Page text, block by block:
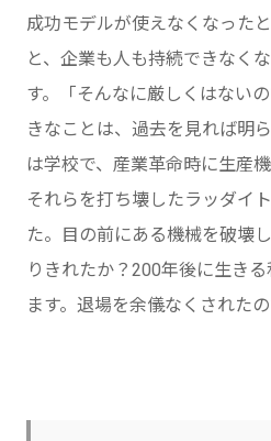
成功モデルが使えなくなった
と、企業も人も持続できなく
す。「そんなに厳しくはない
きなことは、過去を見れば明
は学校で、産業革命時に生産
それらを打ち壊したラッダイ
た。目の前にある機械を破壊
りきれたか？200年後に生き
ます。退場を余儀なくされたの